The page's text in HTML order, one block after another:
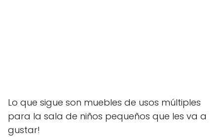
Lo que sigue son muebles de usos múltiples
para la sala de niños pequeños que les va a
gustar!